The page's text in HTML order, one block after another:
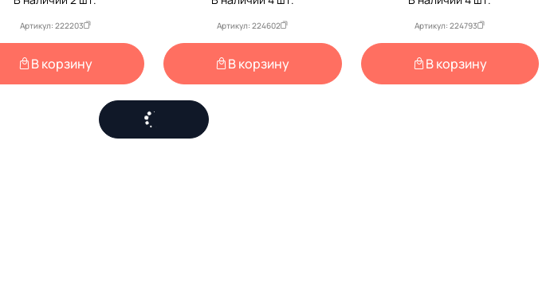
Артикул: 222203
В корзину
Артикул: 224602
В корзину
Артикул: 224793
В корзину